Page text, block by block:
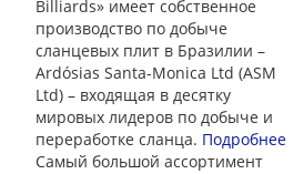
Billiards» имеет собственное
производство по добыче
сланцевых плит в Бразилии –
Ardósias Santa-Monica Ltd (ASM
Ltd) – входящая в десятку
мировых лидеров по добыче и
переработке сланца. Подробнее
Самый большой ассортимент